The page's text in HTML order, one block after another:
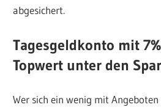
abgesichert.
Tagesgeldkonto mit
Topwert unter den
Wer sich ein wenig mit